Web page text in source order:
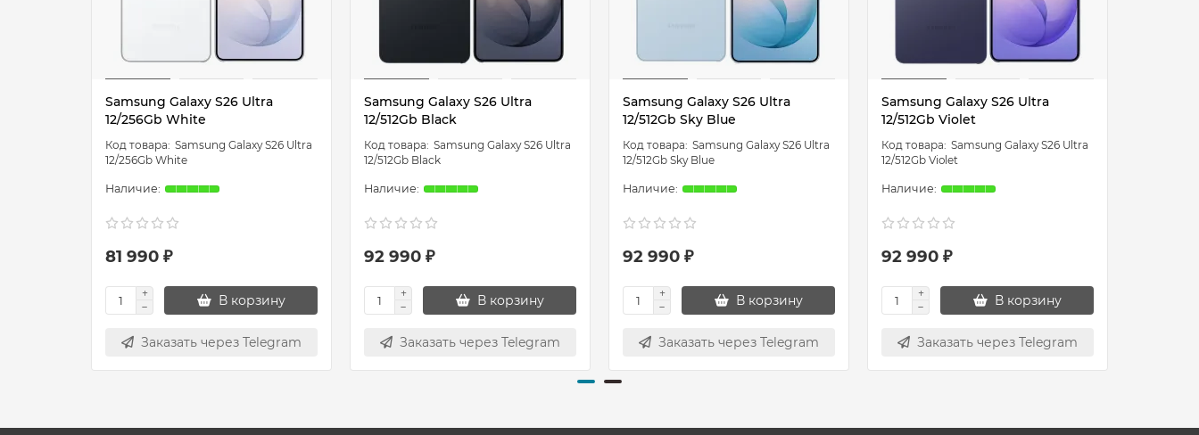
Samsung Galaxy S26 Ultra
12/256Gb White
Samsung Galaxy S26 Ultra
12/256Gb White
81 990 ₽
В корзину
Заказать через Telegram
Samsung Galaxy S26 Ultra
12/512Gb Black
Samsung Galaxy S26 Ultra
12/512Gb Black
92 990 ₽
В корзину
Заказать через Telegram
Samsung Galaxy S26 Ultra
12/512Gb Sky Blue
Samsung Galaxy S26 Ultra
12/512Gb Sky Blue
92 990 ₽
В корзину
Заказать через Telegram
Samsung Galaxy S26 Ultra
12/512Gb Violet
Samsung Galaxy S26 Ultra
12/512Gb Violet
92 990 ₽
В корзину
Заказать через Telegram